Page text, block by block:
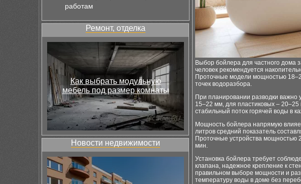
работам
Ремонт, отделка
Как выбрать модульную
мебель под размер комнаты
Новости недвижимости
Выбор бойлера для частного дома
человек рекомендуется
Проточные модели мощностью
точек водоразбора.
При планировании разводки важно
15–22 мм, для пластиковых –
стабильный поток горячей воды в
Мощность бойлера напрямую
литров средний показатель
Проточные устройства мощностью
мин.
Установка бойлера требует
клапана, надежное крепление к
правильном выборе мощности и
температуру воды в доме без